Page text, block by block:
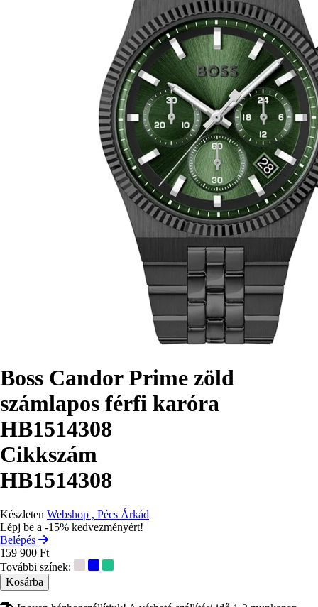
Boss Candor Prime zöld
számlapos férfi karóra
HB1514308
Cikkszám
HB1514308
Készleten Webshop , Pécs Árkád
Lépj be a -15% kedvezményért!
Belépés
159 900 Ft
További színek: